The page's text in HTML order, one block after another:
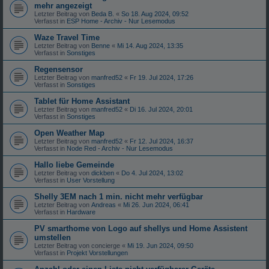
mehr angezeigt
Letzter Beitrag von Beda B. « So 18. Aug 2024, 09:52
Verfasst in ESP Home - Archiv - Nur Lesemodus
Waze Travel Time
Letzter Beitrag von Benne « Mi 14. Aug 2024, 13:35
Verfasst in Sonstiges
Regensensor
Letzter Beitrag von manfred52 « Fr 19. Jul 2024, 17:26
Verfasst in Sonstiges
Tablet für Home Assistant
Letzter Beitrag von manfred52 « Di 16. Jul 2024, 20:01
Verfasst in Sonstiges
Open Weather Map
Letzter Beitrag von manfred52 « Fr 12. Jul 2024, 16:37
Verfasst in Node Red - Archiv - Nur Lesemodus
Hallo liebe Gemeinde
Letzter Beitrag von dickben « Do 4. Jul 2024, 13:02
Verfasst in User Vorstellung
Shelly 3EM nach 1 min. nicht mehr verfügbar
Letzter Beitrag von Andreas « Mi 26. Jun 2024, 06:41
Verfasst in Hardware
PV smarthome von Logo auf shellys und Home Assistent
umstellen
Letzter Beitrag von concierge « Mi 19. Jun 2024, 09:50
Verfasst in Projekt Vorstellungen